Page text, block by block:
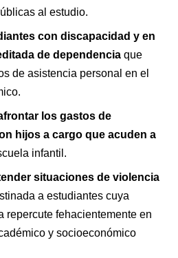
al estudio.
con discapacidad y en
de dependencia que
de asistencia personal en el
los gastos de
hijos a cargo que acuden a
infantil.
situaciones de violencia
a estudiantes cuya
repercute fehacientemente en
y socioeconómico